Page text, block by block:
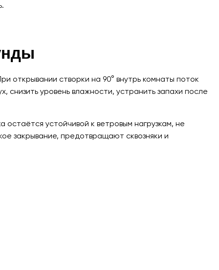
створки на 90° внутрь комнаты поток
снизить уровень влажности, устранить запахи после
устойчивой к ветровым нагрузкам, не
закрывание, предотвращают сквозняки и